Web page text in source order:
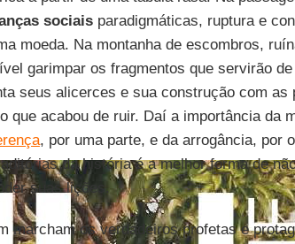
sociaisparadigmáticas, ruptura e
moeda. Na montanha de escombros,
garimpar os fragmentos que servirão
seus alicerces e sua construção com as
que acabou de ruir. Daí a importância da
, por uma parte, e da arrogância, por
da história é a melhor forma de
suas lições.
marcham os verdadeiros profetas e